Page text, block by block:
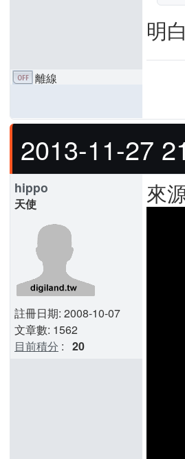
明
離線
2013-11-27
hippo
天使
註冊日期: 2008-10-07
文章數: 1562
目前積分 : 20
來